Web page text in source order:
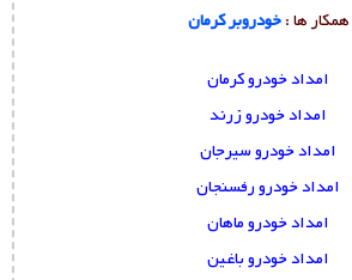
همکار ها :خودروبر کرمان
امداد خودرو کرمان
امداد خودرو زرند
امداد خودرو سیرجان
امداد خودرو رفسنجان
امداد خودرو ماهان
امداد خودرو باغین